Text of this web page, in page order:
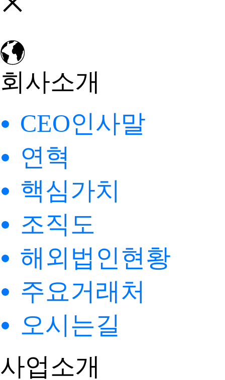
회사소개
CEO인사말
연혁
핵심가치
조직도
해외법인현황
주요거래처
오시는길
사업소개